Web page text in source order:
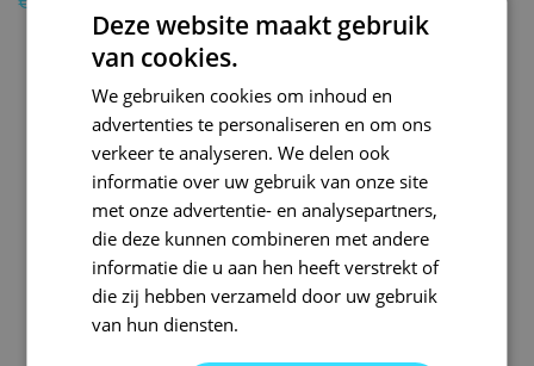
Deze website maakt gebruik
van cookies.
We gebruiken cookies om inhoud en
advertenties te personaliseren en om ons
verkeer te analyseren. We delen ook
informatie over uw gebruik van onze site
met onze advertentie- en analysepartners,
die deze kunnen combineren met andere
informatie die u aan hen heeft verstrekt of
die zij hebben verzameld door uw gebruik
van hun diensten.